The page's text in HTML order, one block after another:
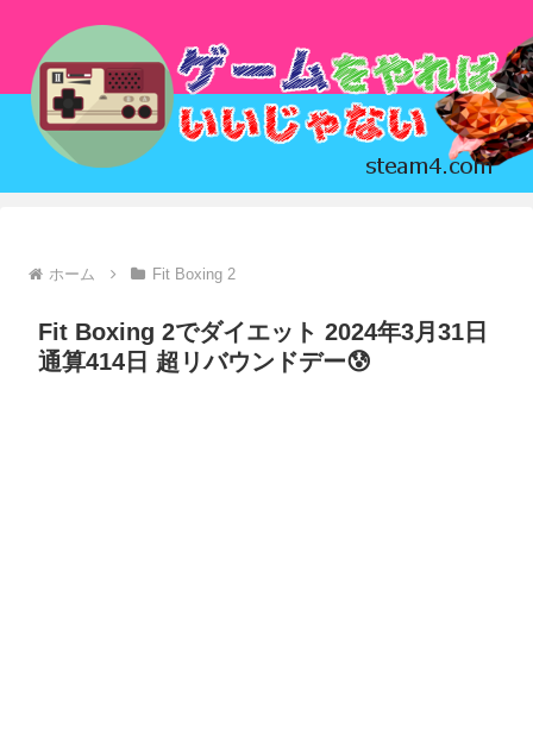
ホーム Fit Boxing 2
Fit Boxing 2でダイエット 2024年3月31日
通算414日 超リバウンドデー😰